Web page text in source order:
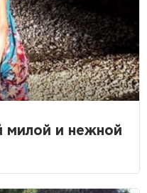
милой и нежной